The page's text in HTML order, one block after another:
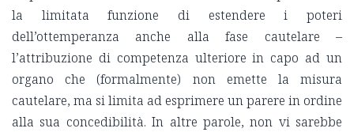
la limitata funzione di estendere i poteri
dell’ottemperanza anche alla fase cautelare –
l’attribuzione di competenza ulteriore in capo ad un
organo che (formalmente) non emette la misura
cautelare, ma si limita ad esprimere un parere in ordine
alla sua concedibilità. In altre parole, non vi sarebbe